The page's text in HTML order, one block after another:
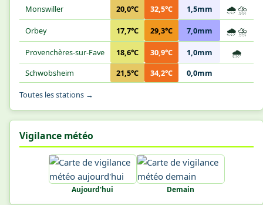
Monswiller 20,0°C 32,5°C 1,5mm 🌧️ ⛈️
Orbey 17,7°C 29,3°C 7,0mm 🌧️ ⛈️
Provenchères-sur-Fave 18,6°C 30,9°C 1,0mm 🌧️
Schwobsheim 21,5°C 34,2°C 0,0mm
Toutes les stations →
Vigilance météo
Aujourd'hui Demain